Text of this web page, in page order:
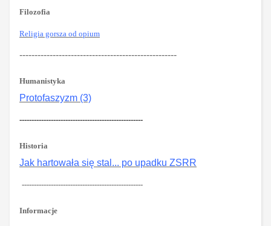
Filozofia
Religia gorsza od opium
----------------------------------------------------
Humanistyka
Protofaszyzm (3)
---------------------------------------------------
Historia
Jak hartowała się stal... po upadku ZSRR
--------------------------------------------------
Informacje